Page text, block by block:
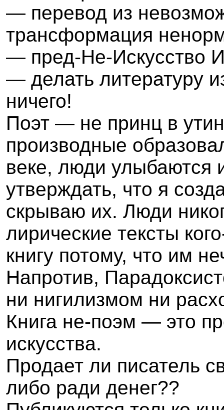
— перевод из
трансформация
— пред-Не-Искусство
— делать литературу
ничего!
Поэт — не принц в
производные
веке, люди улыбаются
утверждать, что я
скрываю их. Люди
лирические тексты
книгу потому, что им
Напротив,
ни нигилизмом ни
Книга не-поэм — это
искусства.
Продает ли писатель
либо ради денег??